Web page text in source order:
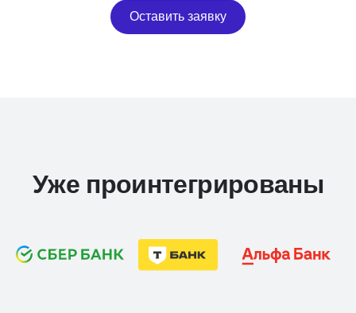
Оставить заявку
Уже проинтегрированы